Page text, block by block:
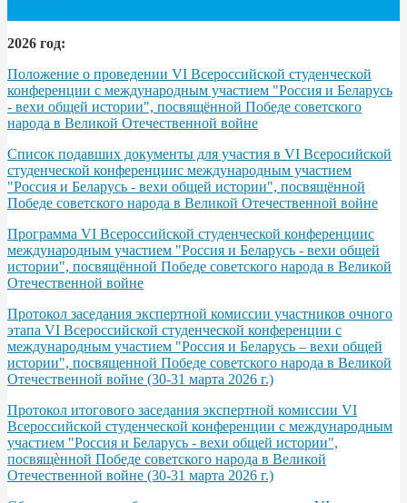
2026 год:
Положение о проведении VI Всероссийской студенческой
конференции с международным участием "Россия и Беларусь
- вехи общей истории", посвящённой Победе советского
народа в Великой Отечественной войне
Список подавших документы для участия в VI Всеросийской
студенческой конференциис международным участием
"Россия и Беларусь - вехи общей истории", посвящённой
Победе советского народа в Великой Отечественной войне
Программа VІ Всероссийской студенческой конференциис
международным участием "Россия и Беларусь - вехи общей
истории", посвящённой Победе советского народа в Великой
Отечественной войне
Протокол заседания экспертной комиссии участников очного
этапа VI Всероссийской студенческой конференции с
международным участием "Россия и Беларусь – вехи общей
истории", посвященной Победе советского народа в Великой
Отечественной войне (30-31 марта 2026 г.)
Протокол итогового заседания экспертной комиссии VI
Всероссийской студенческой конференции с международным
участием "Россия и Беларусь - вехи общей истории",
посвящѐнной Победе советского народа в Великой
Отечественной войне (30-31 марта 2026 г.)